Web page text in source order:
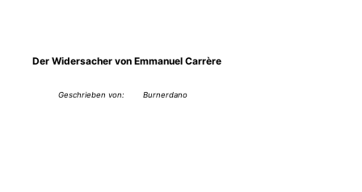
Der Widersacher von Emmanuel Carrère
Geschrieben von: Burnerdano